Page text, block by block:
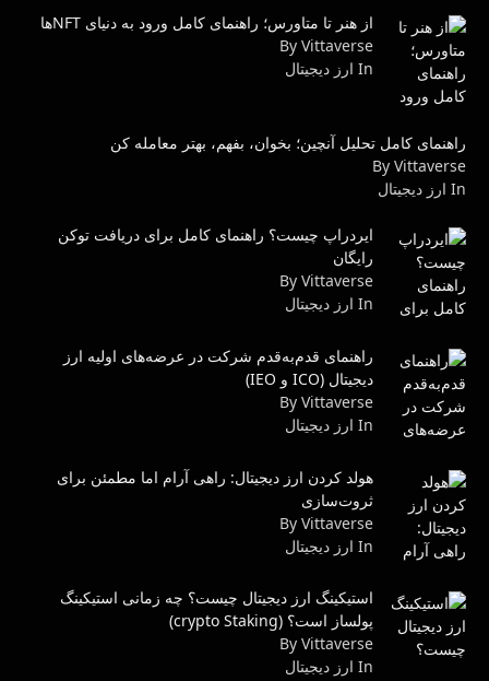
از هنر تا متاورس؛ راهنمای کامل ورود به دنیای NFTها
By Vittaverse
In ارز دیجیتال
راهنمای کامل تحلیل آنچین؛ بخوان، بفهم، بهتر معامله کن
By Vittaverse
In ارز دیجیتال
ایردراپ چیست؟ راهنمای کامل برای دریافت توکن
رایگان
By Vittaverse
In ارز دیجیتال
راهنمای قدم‌به‌قدم شرکت در عرضه‌های اولیه ارز
دیجیتال (ICO و IEO)
By Vittaverse
In ارز دیجیتال
هولد کردن ارز دیجیتال: راهی آرام اما مطمئن برای
ثروت‌سازی
By Vittaverse
In ارز دیجیتال
استیکینگ ارز دیجیتال چیست؟ چه زمانی استیکینگ
پولساز است؟ (crypto Staking)
By Vittaverse
In ارز دیجیتال